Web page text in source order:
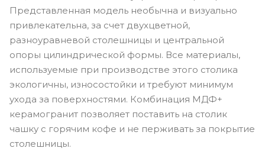
Представленная модель необычна и визуально
привлекательна, за счет двухцветной,
разноуравневой столешницы и центральной
опоры цилиндрической формы. Все материалы,
используемые при производстве этого столика
экологичны, износостойки и требуют минимум
ухода за поверхностями. Комбинация МДФ+
керамогранит позволяет поставить на столик
чашку с горячим кофе и не перживать за покрытие
столешницы.